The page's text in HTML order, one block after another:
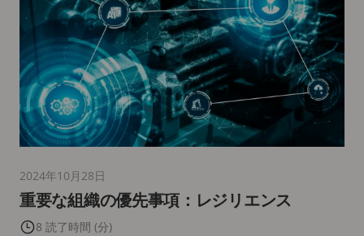
重要な組織の優先事項：レジリエンス
8 読了時間 (分)
2024年10月28日